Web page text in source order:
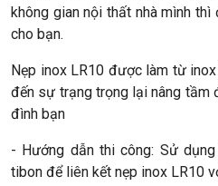
không gian nội thất nhà mình
cho bạn.
Nẹp inox LR10 được làm từ
đến sự trạng trọng lại nâng tầm
đình bạn
- Hướng dẫn thi công: Sử
tibon để liên kết nẹp inox LR10